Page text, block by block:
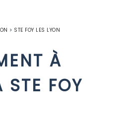
> STE FOY LES LYON
À
STE FOY